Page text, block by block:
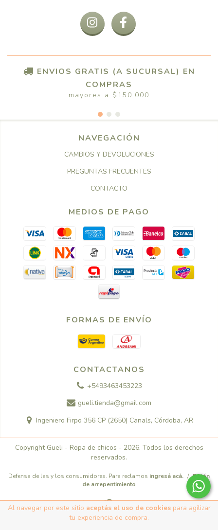
Al navegar por este sitio aceptás el uso de cookiespara agilizar
tu experiencia de compra.
ENVIOS GRATIS (A SUCURSAL) EN
COMPRAS
mayores a $150.000
NAVEGACIÓN
CAMBIOS Y DEVOLUCIONES
PREGUNTAS FRECUENTES
CONTACTO
MEDIOS DE PAGO
FORMAS DE ENVÍO
CONTACTANOS
+5493463453223
gueli.tienda@gmail.com
Ingeniero Firpo 356 CP (2650) Canals, Córdoba, AR
Copyright Gueli - Ropa de chicos - 2026. Todos los derechos
reservados.
Defensa de las y los consumidores. Para reclamos ingresá acá. / Botón
de arrepentimiento